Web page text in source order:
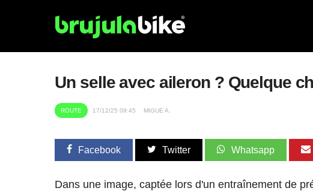
Un selle avec aileron ? Quelque
ROUTE 17/12/25 09:45 MIGUE A.
Facebook Twitter Whatsapp
Dans une image, captée lors d'un entraînement de